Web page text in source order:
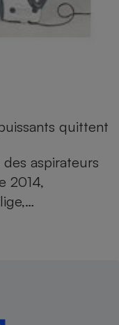
quittent
des aspirateurs
2014,